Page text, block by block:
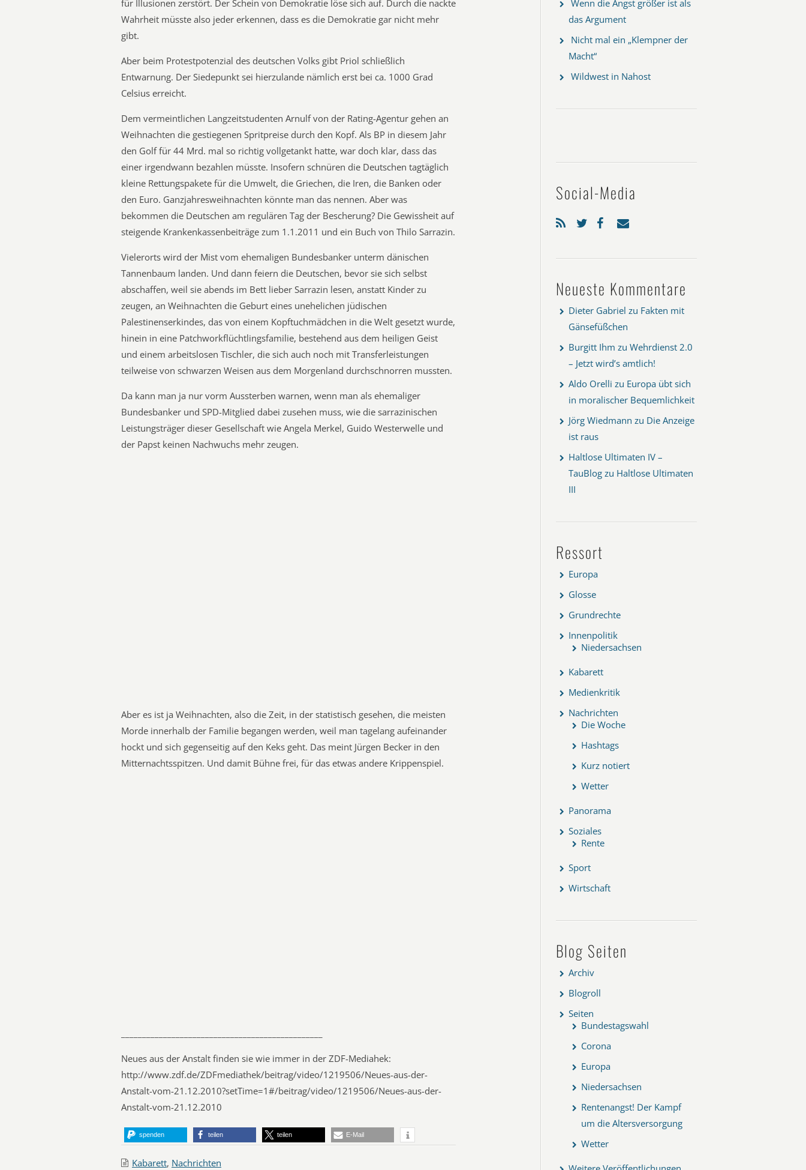
für Illusionen zerstört. Der Schein von Demokratie löse sich auf. Durch die nackte
Wahrheit müsste also jeder erkennen, dass es die Demokratie gar nicht mehr
gibt.
Aber beim Protestpotenzial des deutschen Volks gibt Priol schließlich
Entwarnung. Der Siedepunkt sei hierzulande nämlich erst bei ca. 1000 Grad
Celsius erreicht.
Dem vermeintlichen Langzeitstudenten Arnulf von der Rating-Agentur gehen an
Weihnachten die gestiegenen Spritpreise durch den Kopf. Als BP in diesem Jahr
den Golf für 44 Mrd. mal so richtig vollgetankt hatte, war doch klar, dass das
einer irgendwann bezahlen müsste. Insofern schnüren die Deutschen tagtäglich
kleine Rettungspakete für die Umwelt, die Griechen, die Iren, die Banken oder
den Euro. Ganzjahresweihnachten könnte man das nennen. Aber was
bekommen die Deutschen am regulären Tag der Bescherung? Die Gewissheit auf
steigende Krankenkassenbeiträge zum 1.1.2011 und ein Buch von Thilo Sarrazin.
Vielerorts wird der Mist vom ehemaligen Bundesbanker unterm dänischen
Tannenbaum landen. Und dann feiern die Deutschen, bevor sie sich selbst
abschaffen, weil sie abends im Bett lieber Sarrazin lesen, anstatt Kinder zu
zeugen, an Weihnachten die Geburt eines unehelichen jüdischen
Palestinenserkindes, das von einem Kopftuchmädchen in die Welt gesetzt wurde,
hinein in eine Patchworkflüchtlingsfamilie, bestehend aus dem heiligen Geist
und einem arbeitslosen Tischler, die sich auch noch mit Transferleistungen
teilweise von schwarzen Weisen aus dem Morgenland durchschnorren mussten.
Da kann man ja nur vorm Aussterben warnen, wenn man als ehemaliger
Bundesbanker und SPD-Mitglied dabei zusehen muss, wie die sarrazinischen
Leistungsträger dieser Gesellschaft wie Angela Merkel, Guido Westerwelle und
der Papst keinen Nachwuchs mehr zeugen.
Aber es ist ja Weihnachten, also die Zeit, in der statistisch gesehen, die meisten
Morde innerhalb der Familie begangen werden, weil man tagelang aufeinander
hockt und sich gegenseitig auf den Keks geht. Das meint Jürgen Becker in den
Mitternachtsspitzen. Und damit Bühne frei, für das etwas andere Krippenspiel.
Neues aus der Anstalt finden sie wie immer in der ZDF-Mediahek:
http://www.zdf.de/ZDFmediathek/beitrag/video/1219506/Neues-aus-der-
Anstalt-vom-21.12.2010?setTime=1#/beitrag/video/1219506/Neues-aus-der-
Anstalt-vom-21.12.2010
spenden teilen teilen E-Mail
Kabarett, Nachrichten
Wenn die Angst größer ist als
das Argument
Nicht mal ein „Klempner der
Macht“
Wildwest in Nahost
Social-Media
Neueste Kommentare
Dieter Gabriel zu Fakten mit
Gänsefüßchen
Burgitt Ihm zu Wehrdienst 2.0
– Jetzt wird’s amtlich!
Aldo Orelli zu Europa übt sich
in moralischer Bequemlichkeit
Jörg Wiedmann zu Die Anzeige
ist raus
Haltlose Ultimaten IV –
TauBlog zu Haltlose Ultimaten
III
Ressort
Europa
Glosse
Grundrechte
Innenpolitik
Niedersachsen
Kabarett
Medienkritik
Nachrichten
Die Woche
Hashtags
Kurz notiert
Wetter
Panorama
Soziales
Rente
Sport
Wirtschaft
Blog Seiten
Archiv
Blogroll
Seiten
Bundestagswahl
Corona
Europa
Niedersachsen
Rentenangst! Der Kampf
um die Altersversorgung
Wetter